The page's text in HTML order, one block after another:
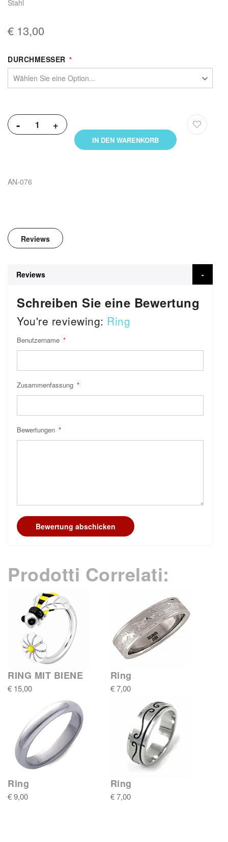
Stahl
€ 13,00
DURCHMESSER
Informationen
- +
IN DEN WARENKORB
AN-076
Reviews
Reviews
Schreiben Sie eine Bewertung
You're reviewing: Ring
Benutzername
Zusammenfassung
Bewertungen
Bewertung abschicken
Prodotti Correlati:
RING MIT BIENE
€ 15,00
Ring
€ 7,00
Ring
€ 9,00
Ring
€ 7,00